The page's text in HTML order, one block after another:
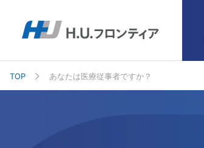
TOP あなたは医療従事者ですか？